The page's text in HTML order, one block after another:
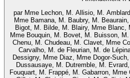
par Mme Lechon, M. Allisio, M.
Mme Bamana, M. Baubry, M.
Bigot, M. Bilde, M. Blairy, Mme Blanc,
Mme Bouquin, M. Bovet, M. Buisson,
Chenu, M. Chudeau, M. Clavet, Mme
Carvalho, M. de Fleurian, M. de
Dessigny, Mme Diaz, Mme Dogor-
Dussausaye, M. Dutremble, M.
Fouquart, M. Frappé, M. Gabarron,